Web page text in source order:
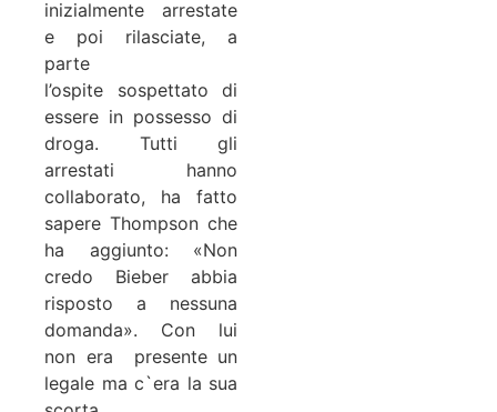
inizialmente arrestate
e poi rilasciate, a
parte
l’ospite sospettato di
essere in possesso di
droga. Tutti gli
arrestati hanno
collaborato, ha fatto
sapere Thompson che
ha aggiunto: «Non
credo Bieber abbia
risposto a nessuna
domanda». Con lui
non era presente un
legale ma c`era la sua